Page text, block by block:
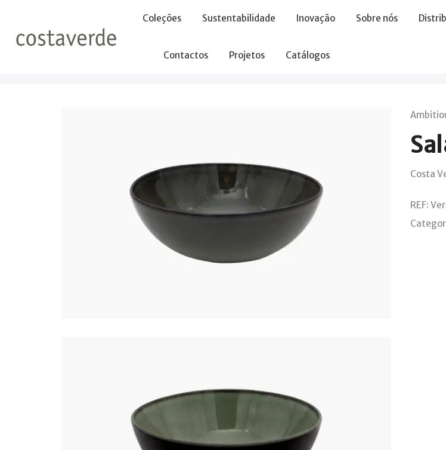
Coleções
Sustentabilidade Inovação Sobre nós
Contactos Projetos Catálogos
Costa
REF: